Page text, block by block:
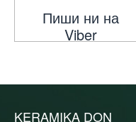
Пиши ни на
Viber
KERAMIKA DON